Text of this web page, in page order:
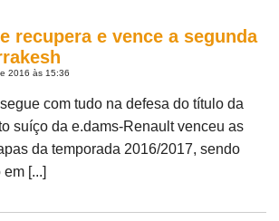
recupera e vence a segunda
2016 às 15:36
com tudo na defesa do título da
suíço da e.dams-Renault venceu as
da temporada 2016/2017, sendo
[...]